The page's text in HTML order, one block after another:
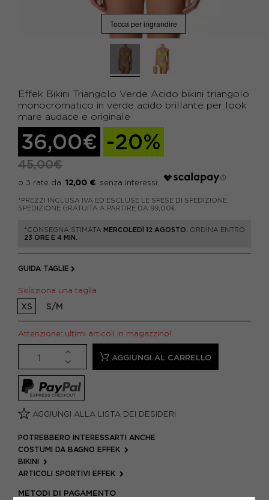
Tocca per ingrandire
Effek Bikini Triangolo Verde Acido bikini triangolo
monocromatico in verde acido brillante per look
mare audace e originale
36,00€ -20%
45,00€
12,00 €
*PREZZI INCLUSA IVA ED ESCLUSE LE SPESE DI SPEDIZIONE.
SPEDIZIONE GRATUITA A PARTIRE DA 99,00€
*CONSEGNA STIMATA MERCOLEDÌ 12 AGOSTO.
ORDINA ENTRO
23 ORE E 4 MIN.
GUIDA TAGLIE
Seleziona una taglia
XS S/M
Attenzione: ultimi articoli in magazzino!
AGGIUNGI AL CARRELLO
AGGIUNGI ALLA LISTA DEI DESIDERI
POTREBBERO INTERESSARTI ANCHE
COSTUMI DA BAGNO EFFEK
BIKINI
ARTICOLI SPORTIVI EFFEK
METODI DI PAGAMENTO